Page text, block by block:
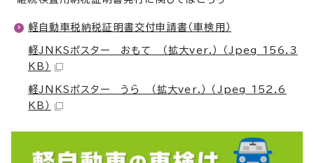
軽自動車税納税証明書交付申請書（車検用）
軽JNKSポスター おもて （拡大ver.） （Jpeg 156.3
KB）
軽JNKSポスター うら （拡大ver.） （Jpeg 152.6
KB）